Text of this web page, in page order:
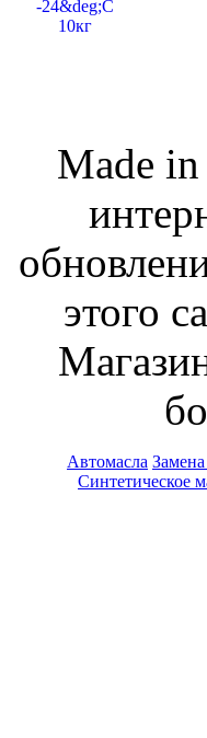
Made in
этого
Автомасла
Синтетическое